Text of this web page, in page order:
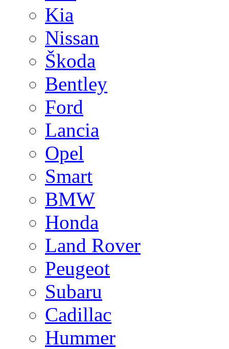
Kia
Nissan
Škoda
Bentley
Ford
Lancia
Opel
Smart
BMW
Honda
Land Rover
Peugeot
Subaru
Cadillac
Hummer